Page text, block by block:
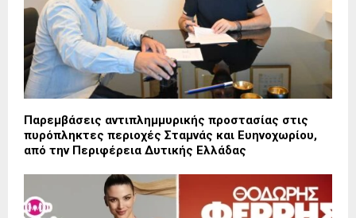
Παρεμβάσεις αντιπλημμυρικής προστασίας στις
πυρόπληκτες περιοχές Σταμνάς και Ευηνοχωρίου,
από την Περιφέρεια Δυτικής Ελλάδας